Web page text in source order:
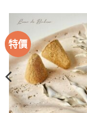
特價